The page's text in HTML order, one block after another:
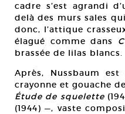
cadre s’est agrandi
delà des murs sales
donc, l’attique
élagué comme dans
brassée de lilas blancs.
Après, Nussbaum
crayonne et gouache
Étude de squelette
(1944) —, vaste